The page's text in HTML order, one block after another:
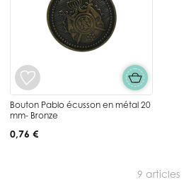
Bouton Pablo écusson en métal 20
mm- Bronze
0,76 €
9 articles